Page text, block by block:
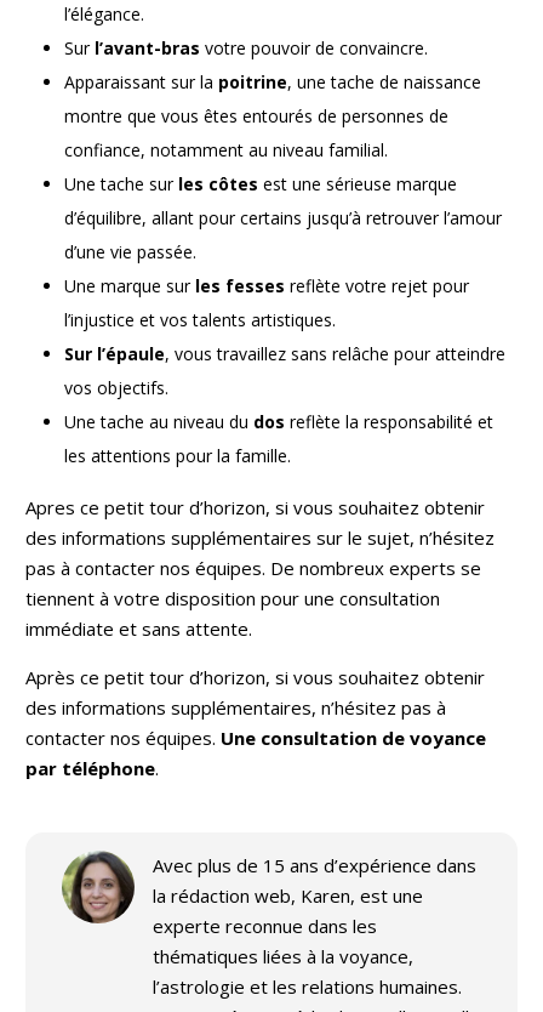
l’élégance.
Sur l’avant-bras votre pouvoir de convaincre.
Apparaissant sur la poitrine, une tache de naissance
montre que vous êtes entourés de personnes de
confiance, notamment au niveau familial.
Une tache sur les côtes est une sérieuse marque
d’équilibre, allant pour certains jusqu’à retrouver l’amour
d’une vie passée.
Une marque sur les fesses reflète votre rejet pour
l’injustice et vos talents artistiques.
Sur l’épaule, vous travaillez sans relâche pour atteindre
vos objectifs.
Une tache au niveau du dos reflète la responsabilité et
les attentions pour la famille.
Apres ce petit tour d’horizon, si vous souhaitez obtenir
des informations supplémentaires sur le sujet, n’hésitez
pas à contacter nos équipes. De nombreux experts se
tiennent à votre disposition pour une consultation
immédiate et sans attente.
Après ce petit tour d’horizon, si vous souhaitez obtenir
des informations supplémentaires, n’hésitez pas à
contacter nos équipes. Une consultation de voyance
par téléphone.
Avec plus de 15 ans d’expérience dans
la rédaction web, Karen, est une
experte reconnue dans les
thématiques liées à la voyance,
l’astrologie et les relations humaines.